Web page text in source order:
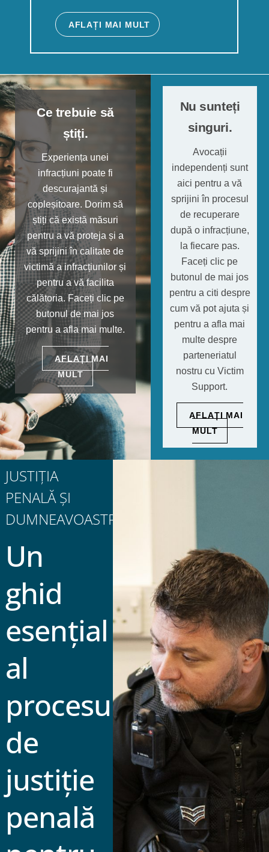
AFLAȚI MAI MULT
Ce trebuie să
știți.
Experiența unei
infracțiuni poate fi
descurajantă și
copleșitoare. Dorim să
știți că există măsuri
pentru a vă proteja și a
vă sprijini în calitate de
victimă a infracțiunilor și
pentru a vă facilita
călătoria. Faceți clic pe
butonul de mai jos
pentru a afla mai multe.
AFLAȚI MAI
MULT
Nu sunteți
singuri.
Avocații
independenți sunt
aici pentru a vă
sprijini în procesul
de recuperare
după o infracțiune,
la fiecare pas.
Faceți clic pe
butonul de mai jos
pentru a citi despre
cum vă pot ajuta și
pentru a afla mai
multe despre
parteneriatul
nostru cu Victim
Support.
AFLAȚI MAI
MULT
JUSTIȚIA
PENALĂ ȘI
DUMNEAVOASTRĂ
Un
ghid
esențial
al
procesului
de
justiție
penală